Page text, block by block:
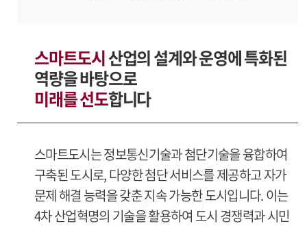
스마트도시산업의 설계와 운영에 특화된
역량을 바탕으로
미래를 선도합니다
스마트도시는 정보통신기술과 첨단기술을 융합하여
구축된 도시로, 다양한 첨단 서비스를 제공하고 자가
문제 해결 능력을 갖춘 지속 가능한 도시입니다. 이는
4차 산업혁명의 기술을 활용하여 도시 경쟁력과 시민